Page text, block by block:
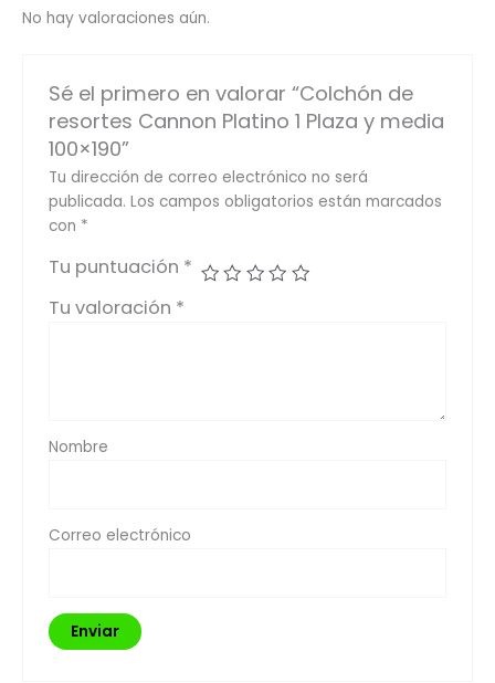
No hay valoraciones aún.
Sé el primero en valorar “Colchón de
resortes Cannon Platino 1 Plaza y media
100×190”
Tu dirección de correo electrónico no será
publicada. Los campos obligatorios están marcados
con *
Tu puntuación *
Tu valoración *
Nombre
Correo electrónico